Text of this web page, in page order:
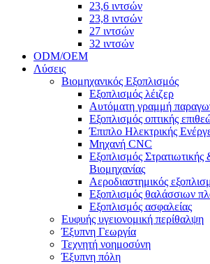
23,6 ιντσών
23,8 ιντσών
27 ιντσών
32 ιντσών
ODM/OEM
Λύσεις
Βιομηχανικός Εξοπλισμός
Εξοπλισμός λέιζερ
Αυτόματη γραμμή
Εξοπλισμός οπτικής
Έπιπλο Ηλεκτρικής
Μηχανή CNC
Εξοπλισμός Στρατιωτικής
Βιομηχανίας
Αεροδιαστημικός
Εξοπλισμός θαλάσσιων
Εξοπλισμός ασφαλείας
Ευφυής υγειονομική περίθαλψη
Έξυπνη Γεωργία
Τεχνητή νοημοσύνη
Έξυπνη πόλη